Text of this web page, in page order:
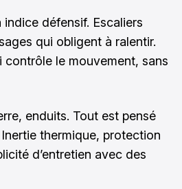
défensif. Escaliers
qui obligent à ralentir.
contrôle le mouvement, sans
enduits. Tout est pensé
thermique, protection
d’entretien avec des